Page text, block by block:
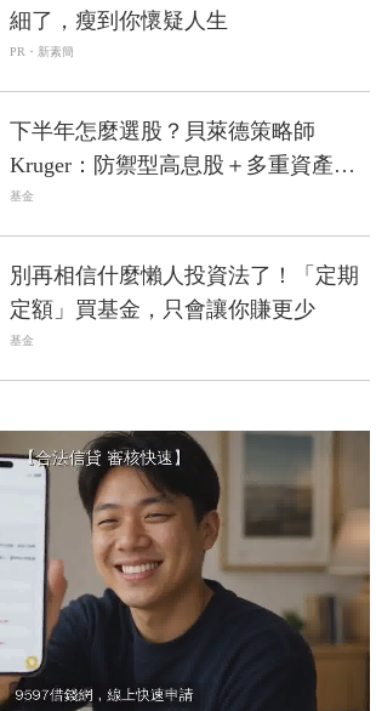
細了，瘦到你懷疑人生
PR・新素簡
下半年怎麼選股？貝萊德策略師
Kruger：防禦型高息股＋多重資產入
息，進可攻退可守
基金
別再相信什麼懶人投資法了！「定期
定額」買基金，只會讓你賺更少
基金